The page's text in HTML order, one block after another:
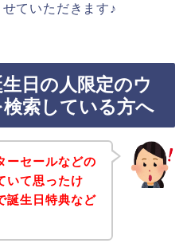
ていただきます♪
日の人限定のウ
索している方へ
ーセールなどの
いて思ったけ
誕生日特典など